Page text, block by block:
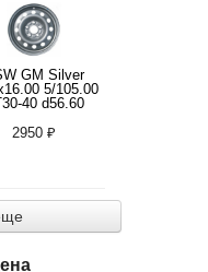
GM Silver
5/105.00
40 d56.60
2950 ₽